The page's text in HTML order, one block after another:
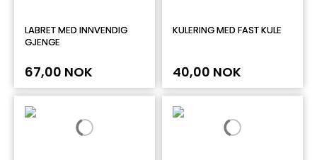
LABRET MED INNVENDIG
GJENGE
67,00 NOK
KULERING MED FAST KULE
40,00 NOK